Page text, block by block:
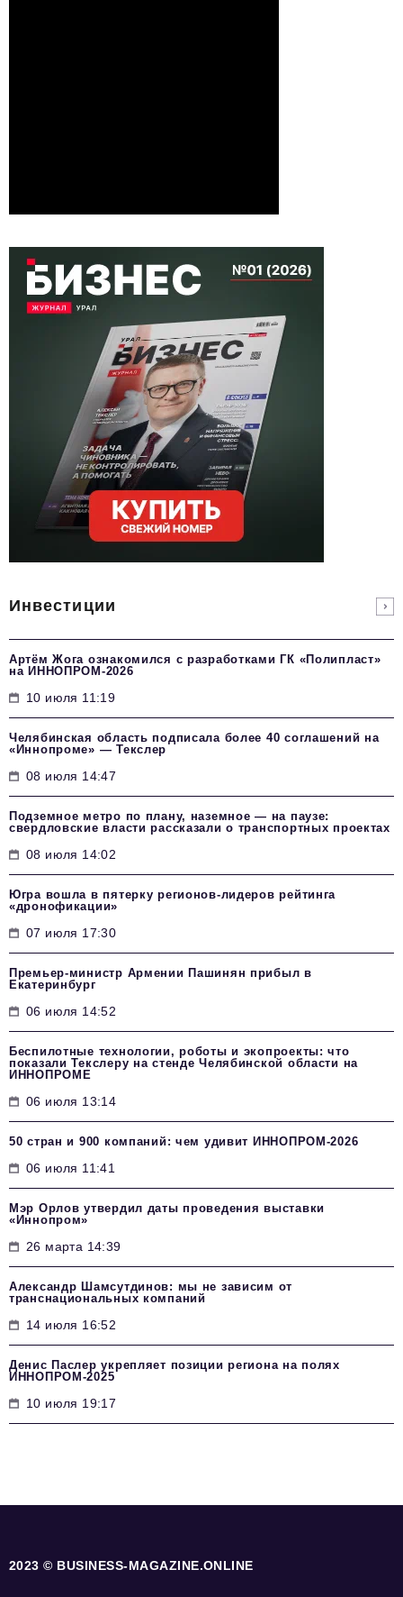
Инвестиции
Артём Жога ознакомился с разработками ГК «Полипласт»
на ИННОПРОМ-2026
10 июля 11:19
Челябинская область подписала более 40 соглашений на
«Иннопроме» — Текслер
08 июля 14:47
Подземное метро по плану, наземное — на паузе:
свердловские власти рассказали о транспортных проектах
08 июля 14:02
Югра вошла в пятерку регионов-лидеров рейтинга
«дронофикации»
07 июля 17:30
Премьер-министр Армении Пашинян прибыл в
Екатеринбург
06 июля 14:52
Беспилотные технологии, роботы и экопроекты: что
показали Текслеру на стенде Челябинской области на
ИННОПРОМЕ
06 июля 13:14
50 стран и 900 компаний: чем удивит ИННОПРОМ‑2026
06 июля 11:41
Мэр Орлов утвердил даты проведения выставки
«Иннопром»
26 марта 14:39
Александр Шамсутдинов: мы не зависим от
транснациональных компаний
14 июля 16:52
Денис Паслер укрепляет позиции региона на полях
ИННОПРОМ-2025
10 июля 19:17
2023 © BUSINESS-MAGAZINE.ONLINE